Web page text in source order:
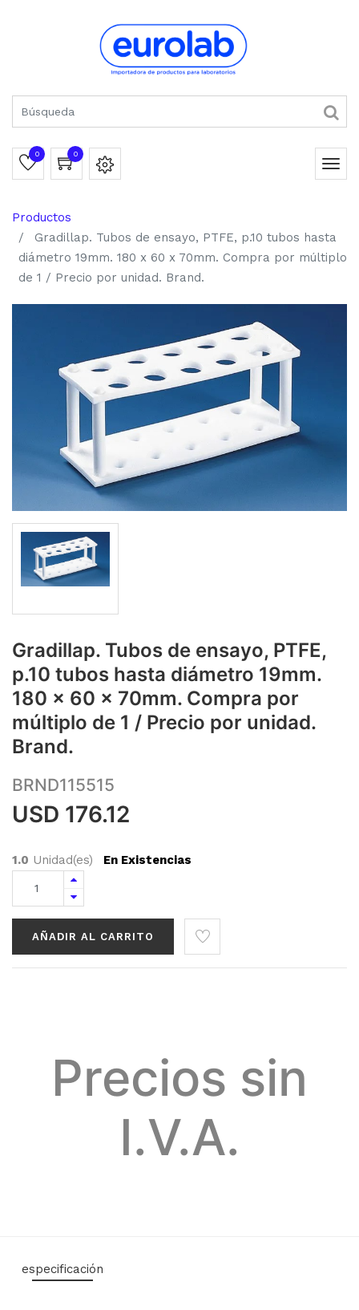
0 0
Productos
Gradillap. Tubos de ensayo, PTFE, p.10 tubos hasta
diámetro 19mm. 180 x 60 x 70mm. Compra por múltiplo
de 1 / Precio por unidad. Brand.
Gradillap. Tubos de ensayo, PTFE,
p.10 tubos hasta diámetro 19mm.
180 x 60 x 70mm. Compra por
múltiplo de 1 / Precio por unidad.
Brand.
BRND115515
USD 176.12
1.0 Unidad(es) En Existencias
AÑADIR AL CARRITO
Precios sin
I.V.A.
especificación